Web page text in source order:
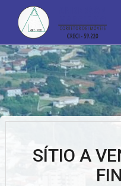
SÍTIO A